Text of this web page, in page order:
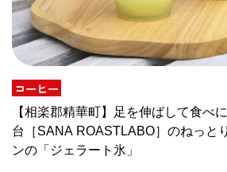
コーヒー
【相楽郡精華町】足を伸ばして食べ
台［SANA ROASTLABO］のねっと
ンの「ジェラート氷」